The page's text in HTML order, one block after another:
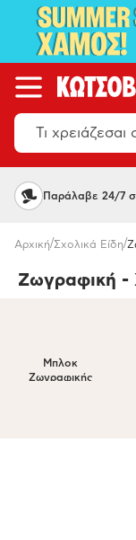
Παράλαβε 24/7
Αρχική/Σχολικά Είδη/
Ζωγραφική -
Μπλοκ
Ζωγραφικής